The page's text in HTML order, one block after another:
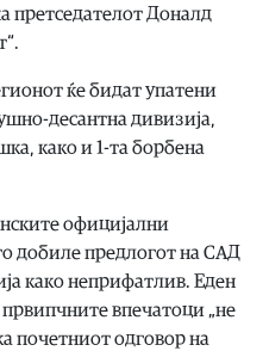
претседателот Доналд
ќе бидат упатени
десантна дивизија,
како и 1-та борбена
официјални
добиле предлогот на САД
како неприфатлив. Еден
првипчните впечатоци „не
почетниот одговор на